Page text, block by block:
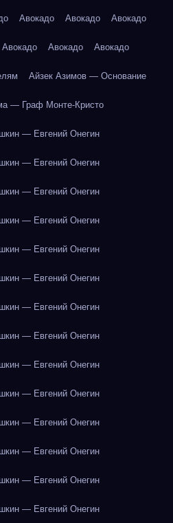
Авокадо Авокадо Авокадо
Авокадо Авокадо Авокадо
Айзек Азимов — Основание
— Граф Монте-Кристо
— Евгений Онегин
— Евгений Онегин
— Евгений Онегин
— Евгений Онегин
— Евгений Онегин
— Евгений Онегин
— Евгений Онегин
— Евгений Онегин
— Евгений Онегин
— Евгений Онегин
— Евгений Онегин
— Евгений Онегин
— Евгений Онегин
— Евгений Онегин